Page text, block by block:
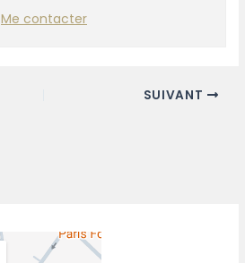
Me contacter
SUIVANT